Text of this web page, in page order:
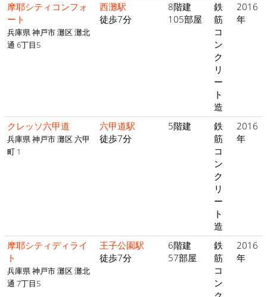
摩耶シティコンフォ
ート
兵庫県 神戸市 灘区 灘北
通 6丁目5
西灘駅
徒歩7分
8階建
105部屋
鉄
筋
コ
ン
ク
リ
ー
ト
造
2016
年
クレッソ六甲道
兵庫県 神戸市 灘区 六甲
町 1
六甲道駅
徒歩7分
5階建
鉄
筋
コ
ン
ク
リ
ー
ト
造
2016
年
摩耶シティディライ
ト
兵庫県 神戸市 灘区 灘北
通 7丁目5
王子公園駅
徒歩7分
6階建
57部屋
鉄
筋
コ
ン
2016
年